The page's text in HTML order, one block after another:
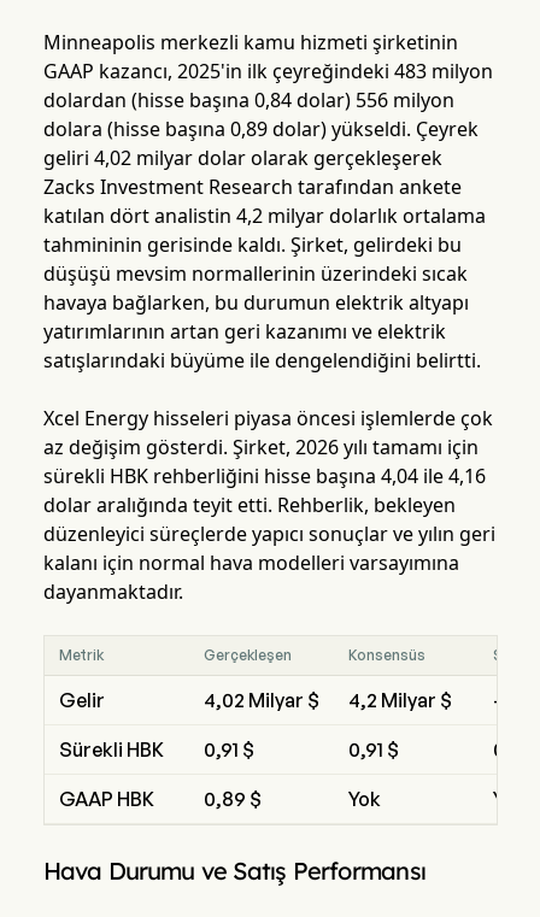
Minneapolis merkezli kamu hizmeti şirketinin
GAAP kazancı, 2025'in ilk çeyreğindeki 483 milyon
dolardan (hisse başına 0,84 dolar) 556 milyon
dolara (hisse başına 0,89 dolar) yükseldi. Çeyrek
geliri 4,02 milyar dolar olarak gerçekleşerek
Zacks Investment Research tarafından ankete
katılan dört analistin 4,2 milyar dolarlık ortalama
tahmininin gerisinde kaldı. Şirket, gelirdeki bu
düşüşü mevsim normallerinin üzerindeki sıcak
havaya bağlarken, bu durumun elektrik altyapı
yatırımlarının artan geri kazanımı ve elektrik
satışlarındaki büyüme ile dengelendiğini belirtti.
Xcel Energy hisseleri piyasa öncesi işlemlerde çok
az değişim gösterdi. Şirket, 2026 yılı tamamı için
sürekli HBK rehberliğini hisse başına 4,04 ile 4,16
dolar aralığında teyit etti. Rehberlik, bekleyen
düzenleyici süreçlerde yapıcı sonuçlar ve yılın geri
kalanı için normal hava modelleri varsayımına
dayanmaktadır.
Metrik Gerçekleşen Konsensüs
Gelir 4,02 Milyar $ 4,2 Milyar $ -
Sürekli HBK 0,91 $ 0,91 $ 0,00
GAAP HBK 0,89 $ Yok Yok
Hava Durumu ve Satış Performansı